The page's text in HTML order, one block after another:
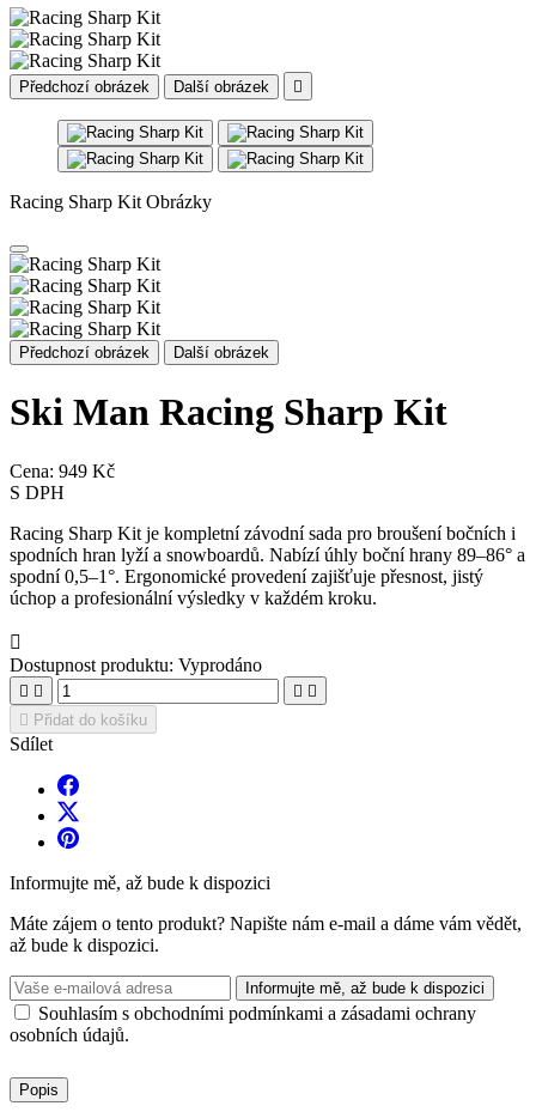
Předchozí obrázek Další obrázek 
Racing Sharp Kit Obrázky
Předchozí obrázek Další obrázek
Ski Man Racing Sharp Kit
Cena: 949 Kč
S DPH
Racing Sharp Kit je kompletní závodní sada pro broušení bočních i
spodních hran lyží a snowboardů. Nabízí úhly boční hrany 89–86° a
spodní 0,5–1°. Ergonomické provedení zajišťuje přesnost, jistý
úchop a profesionální výsledky v každém kroku.

Dostupnost produktu: Vyprodáno
   
 Přidat do košíku
Sdílet
Informujte mě, až bude k dispozici
Máte zájem o tento produkt? Napište nám e-mail a dáme vám vědět,
až bude k dispozici.
Informujte mě, až bude k dispozici
Souhlasím s obchodními podmínkami a zásadami ochrany
osobních údajů.
Popis